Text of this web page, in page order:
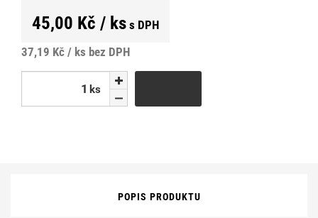
45,00 Kč / ks s DPH
37,19 Kč / ks bez DPH
ks
ks
POPIS PRODUKTU